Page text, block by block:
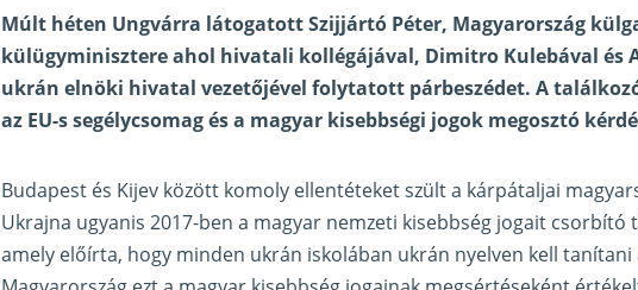
Múlt héten Ungvárra látogatott Szijjártó Péter, Magyarország
külügyminisztere ahol hivatali kollégájával, Dimitro Kulebával és
ukrán elnöki hivatal vezetőjével folytatott párbeszédet. A
az EU-s segélycsomag és a magyar kisebbségi jogok megosztó
Budapest és Kijev között komoly ellentéteket szült a kárpátaljai
Ukrajna ugyanis 2017-ben a magyar nemzeti kisebbség jogait
amely előírta, hogy minden ukrán iskolában ukrán nyelven kell tanítani